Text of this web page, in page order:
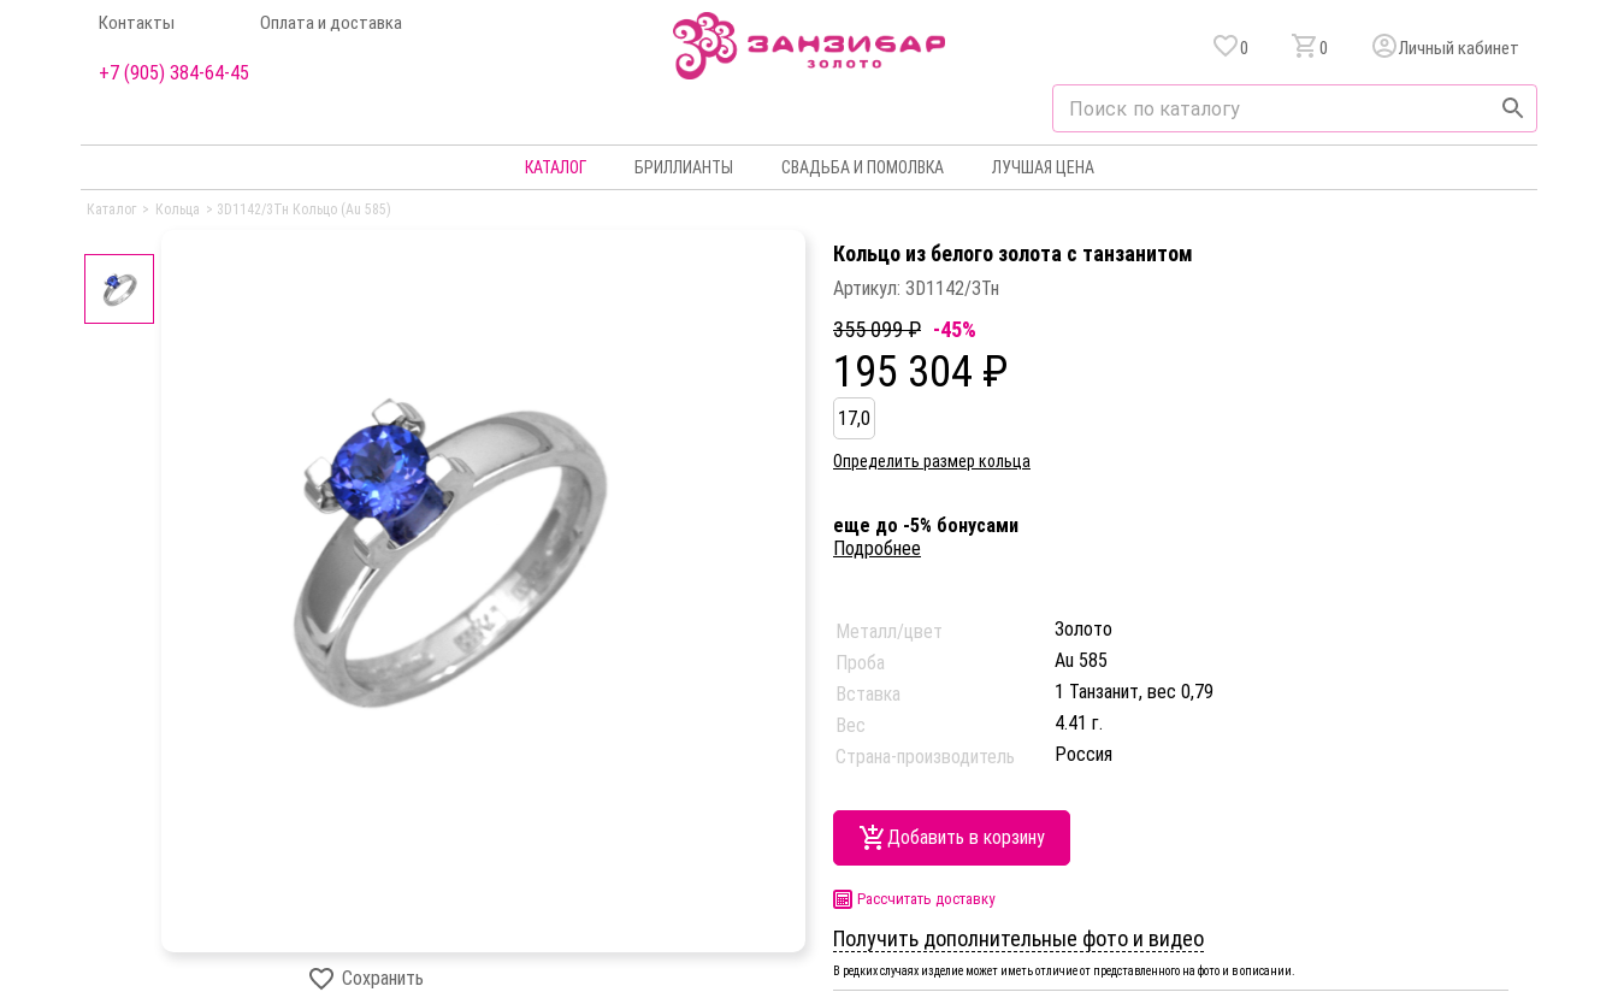
Контакты Оплата и доставка
+7 (905) 384-64-45
0 0 Личный кабинет
КАТАЛОГ БРИЛЛИАНТЫ СВАДЬБА И ПОМОЛВКА ЛУЧШАЯ ЦЕНА
Каталог > Кольца > 3D1142/3Тн Кольцо (Au 585)
Сохранить
Кольцо из белого золота c танзанитом
Артикул: 3D1142/3Тн
355 099 ₽ -45%
195 304 ₽
17,0
Определить размер кольца
еще до -5% бонусами
Подробнее
Металл/цвет
Золото
Проба
Au 585
Вставка
1 Танзанит, вес 0,79
Вес
4.41 г.
Страна-производитель
Россия
Добавить в корзину
Рассчитать доставку
Получить дополнительные фото и видео
В редких случаях изделие может иметь отличие от представленного на фото и в описании.